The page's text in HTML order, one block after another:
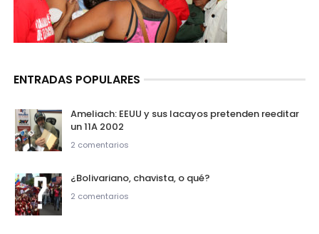
ENTRADAS POPULARES
Ameliach: EEUU y sus lacayos pretenden reeditar
un 11A 2002
2 comentarios
¿Bolivariano, chavista, o qué?
2 comentarios